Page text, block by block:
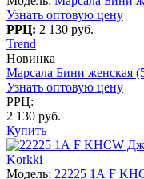
Узнать оптовую цену
РРЦ: 2 130 руб.
Trend
Новинка
Марсала Бини женская
Узнать оптовую цену
РРЦ:
2 130 руб.
Купить
Korkki
Модель: 22225 1А F